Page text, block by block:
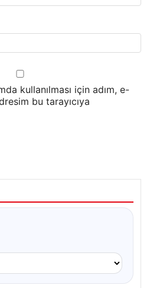
kullanılması için adım, e-
bu tarayıcıya